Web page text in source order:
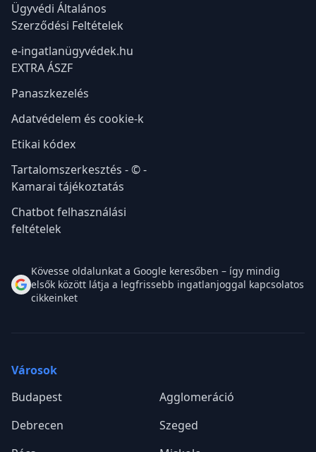
Ügyvédi Általános
Szerződési Feltételek
e-ingatlanügyvédek.hu
EXTRA ÁSZF
Panaszkezelés
Adatvédelem és cookie-k
Etikai kódex
Tartalomszerkesztés - © -
Kamarai tájékoztatás
Chatbot felhasználási
feltételek
Kövesse oldalunkat a Google keresőben – így mindig
elsők között látja a legfrissebb ingatlanjoggal kapcsolatos
cikkeinket
Városok
Budapest
Agglomeráció
Debrecen
Szeged